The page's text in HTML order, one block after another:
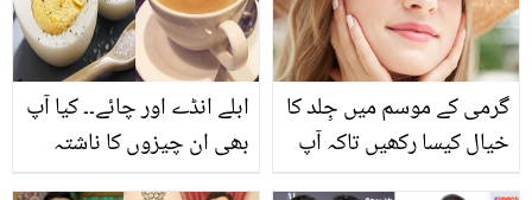
ابلے انڈے اور چائے۔۔ کیا آپ
بھی ان چیزوں کا ناشتہ
گرمی کے موسم میں جِلد کا
خیال کیسا رکھیں تاکہ آپ